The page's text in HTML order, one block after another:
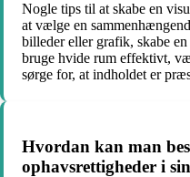
Nogle tips til at skabe en
at vælge en
billeder eller grafik, skabe
bruge hvide rum effektivt,
sørge for, at indholdet er
Hvordan kan man
ophavsrettigheder i